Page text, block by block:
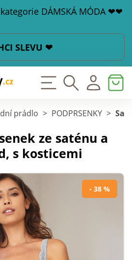
DÁMSKÁ MÓDA ❤❤
SLEVU ❤
prádlo > PODPRSENKY >
ze saténu a
s kosticemi
- 38 %